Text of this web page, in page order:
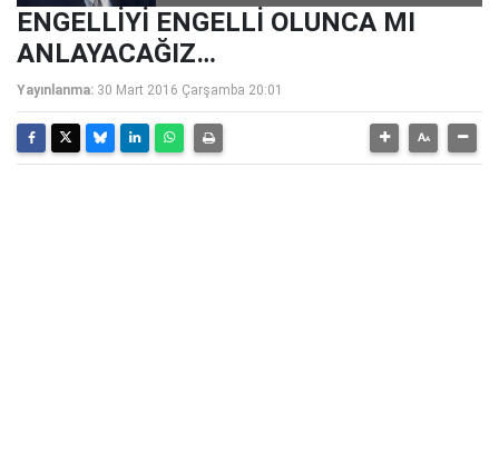
ENGELLİYİ ENGELLİ OLUNCA MI
ANLAYACAĞIZ…
Yayınlanma: 30 Mart 2016 Çarşamba 20:01